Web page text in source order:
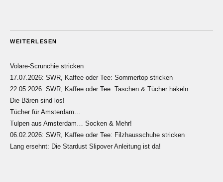
WEITERLESEN
Volare-Scrunchie stricken
17.07.2026: SWR, Kaffee oder Tee: Sommertop stricken
22.05.2026: SWR, Kaffee oder Tee: Taschen & Tücher häkeln
Die Bären sind los!
Tücher für Amsterdam…
Tulpen aus Amsterdam… Socken & Mehr!
06.02.2026: SWR, Kaffee oder Tee: Filzhausschuhe stricken
Lang ersehnt: Die Stardust Slipover Anleitung ist da!